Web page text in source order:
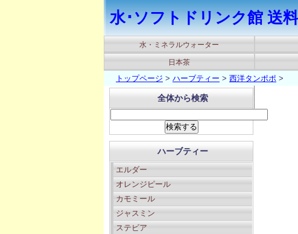
水･ソフトドリンク館 送
水・ミネラルウォーター
日本茶
トップページ > ハーブティー > 西洋タンポポ >
全体から検索
ハーブティー
エルダー
オレンジピール
カモミール
ジャスミン
ステビア